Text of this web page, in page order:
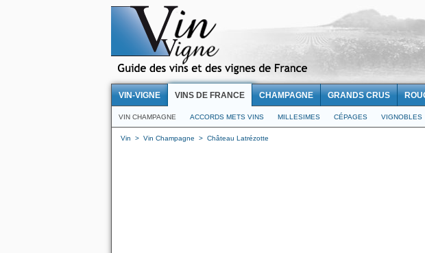
VIN-VIGNE VINS DE FRANCE CHAMPAGNE GRANDS CRUS
VIN CHAMPAGNE ACCORDS METS VINS MILLESIMES CÉPAGES VIGNOBLES
Vin > Vin Champagne > Château Latrézotte